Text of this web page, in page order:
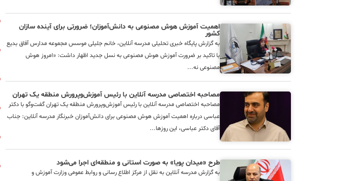
اهمیت آموزش هوش مصنوعی به دانش‌آموزان؛ ضرورتی برای آینده سازان
کشور
به گزارش پایگاه خبری تحلیلی مدرسه آنلاین، خانم جلیلی موسس مجموعه مدارس آفاق بدیع
با تاکید بر ضرورت آموزش هوش مصنوعی به نسل جدید اظهار داشت: «امروز هوش
مصنوعی نه...
مصاحبه اختصاصی مدرسه آنلاین با رئیس آموزش‌وپرورش منطقه یک تهران
مصاحبه اختصاصی مدرسه آنلاین با رئیس آموزش‌وپرورش منطقه یک تهران گفت‌وگو با دکتر
عباسی درباره اهمیت آموزش هوش مصنوعی برای دانش‌آموزان خبرنگار مدرسه آنلاین: جناب
آقای دکتر عباسی، این روزها...
طرح «میدان پویا» به صورت استانی و منطقه‌ای اجرا می‌شود
به گزارش مدرسه آنلاین به نقل از مرکز اطلاع رسانی و روابط عمومی وزارت آموزش و